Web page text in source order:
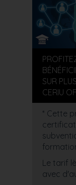
SUR
CERIU
* Cette
Le tarif
avec